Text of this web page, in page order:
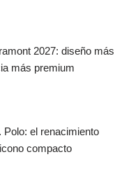
2027: diseño más
más premium
Polo: el renacimiento
compacto